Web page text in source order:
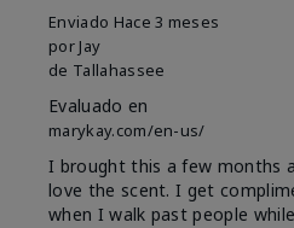
Enviado Hace 3 meses
por Jay
de Tallahassee
Evaluado en
marykay.com/en-us/
I brought this a few months
love the scent. I get
when I walk past people